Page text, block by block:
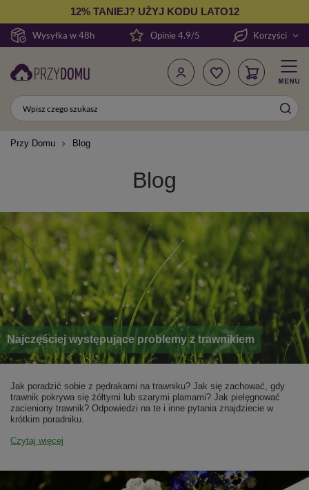
Wysyłka w 48h
12% TANIEJ? UŻYJ KODU LATO12
Opinie 4.9/5 Korzyści
Przy Domu Blog
Blog
Najczęściej występujące problemy z trawnikiem
Jak poradzić sobie z pędrakami na trawniku? Jak się zachować, gdy
trawnik pokrywa się żółtymi lub szarymi plamami? Jak pielęgnować
zacieniony trawnik? Odpowiedzi na te i inne pytania znajdziecie w
krótkim poradniku.
Czytaj więcej